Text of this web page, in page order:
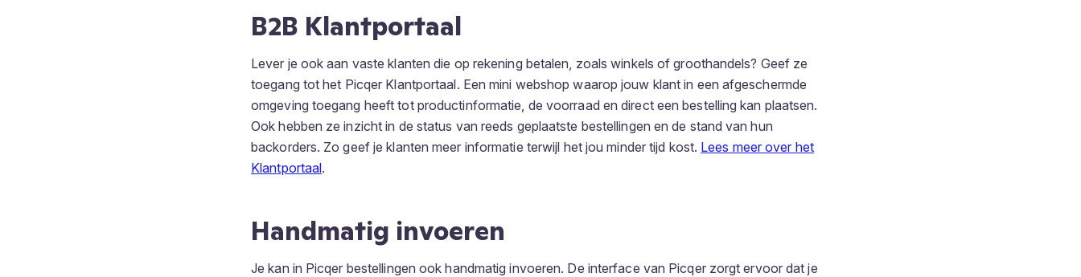
B2B Klantportaal
Lever je ook aan vaste klanten die op rekening betalen, zoals winkels of groothandels? Geef ze
toegang tot het Picqer Klantportaal. Een mini webshop waarop jouw klant in een afgeschermde
omgeving toegang heeft tot productinformatie, de voorraad en direct een bestelling kan plaatsen.
Ook hebben ze inzicht in de status van reeds geplaatste bestellingen en de stand van hun
backorders. Zo geef je klanten meer informatie terwijl het jou minder tijd kost. Lees meer over het
Klantportaal.
Handmatig invoeren
Je kan in Picqer bestellingen ook handmatig invoeren. De interface van Picqer zorgt ervoor dat je